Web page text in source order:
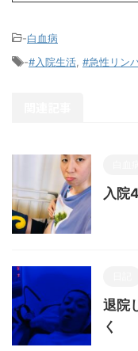
-白血病
-#入院生活 #急性リン
入院
退院
く